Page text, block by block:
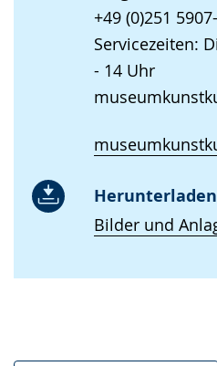
+49 (0)251
Servicezeiten:
- 14 Uhr
Bilder und